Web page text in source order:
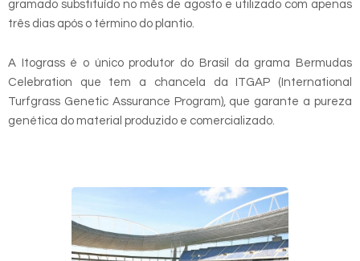
gramado substituído no mês de agosto e utilizado com apenas
três dias após o término do plantio.
A Itograss é o único produtor do Brasil da grama Bermudas
Celebration que tem a chancela da ITGAP (International
Turfgrass Genetic Assurance Program), que garante a pureza
genética do material produzido e comercializado.